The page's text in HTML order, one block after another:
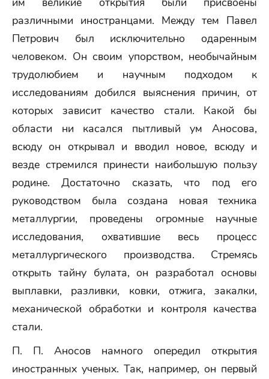
различными иностранцами. Между тем Павел
Петрович был исключительно одаренным
человеком. Он своим упорством, необычайным
трудолюбием и научным подходом к
исследованиям добился выяснения причин, от
которых зависит качество стали. Какой бы
области ни касался пытливый ум Аносова,
всюду он открывал и вводил новое, всюду и
везде стремился принести наибольшую пользу
родине. Достаточно сказать, что под его
руководством была создана новая техника
металлургии, проведены огромные научные
исследования, охватившие весь процесс
металлургического производства. Стремясь
открыть тайну булата, он разработал основы
выплавки, разливки, ковки, отжига, закалки,
механической обработки и контроля качества
стали.
П. П. Аносов намного опередил открытия
иностранных ученых. Так, например, он первый